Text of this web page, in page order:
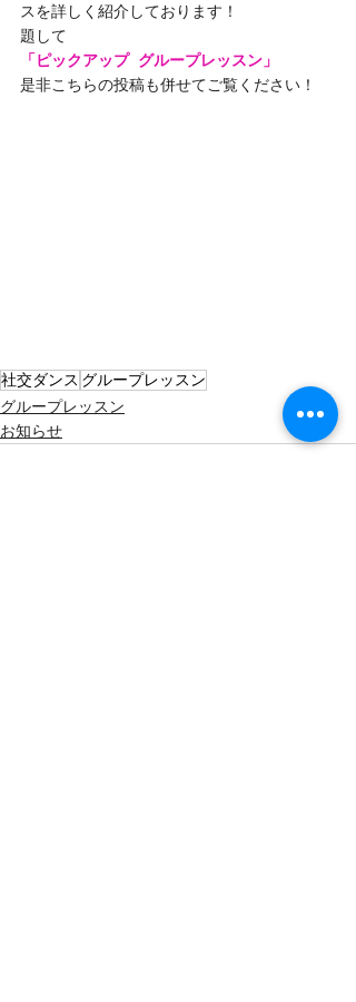
スを詳しく紹介しております！
題して
「ピックアップ  グループレッスン」
是非こちらの投稿も併せてご覧ください！
社交ダンス グループレッスン
グループレッスン
お知らせ